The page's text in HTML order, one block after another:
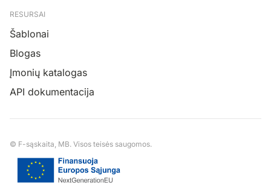
RESURSAI
Šablonai
Blogas
Įmonių katalogas
API dokumentacija
© F-sąskaita, MB. Visos teisės saugomos.